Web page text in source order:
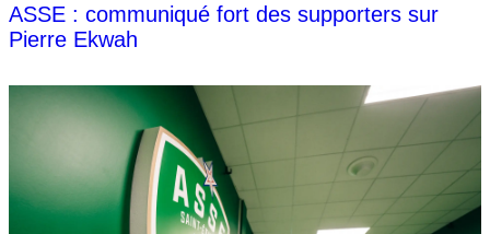
ASSE : communiqué fort des supporters sur
Pierre Ekwah